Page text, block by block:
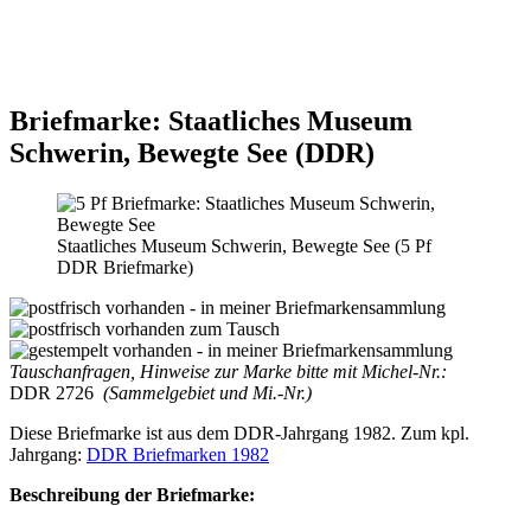
Briefmarke: Staatliches Museum
Schwerin, Bewegte See (DDR)
Staatliches Museum Schwerin, Bewegte See (5 Pf
DDR Briefmarke)
Tauschanfragen, Hinweise zur Marke bitte mit Michel-Nr.:
DDR 2726 (Sammelgebiet und Mi.-Nr.)
Diese Briefmarke ist aus dem DDR-Jahrgang 1982. Zum kpl.
Jahrgang: DDR Briefmarken 1982
Beschreibung der Briefmarke: